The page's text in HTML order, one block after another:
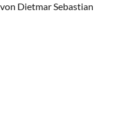
Dietmar Sebastian